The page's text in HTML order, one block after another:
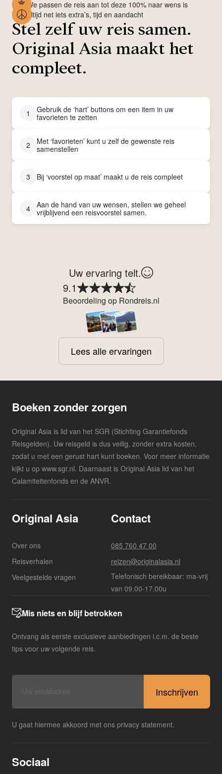
We passen de reis aan tot deze 100% naar wens is
Altijd net iets extra’s, tijd en aandacht
Stel zelf uw reis samen.
Original Asia maakt het
compleet.
1
Gebruik de ‘hart’ buttons om een item in uw
favorieten te zetten
2
Met ‘favorieten’ kunt u zelf de gewenste reis
samenstellen
3 Bij ‘voorstel op maat’ maakt u de reis compleet
4
Aan de hand van uw wensen, stellen we geheel
vrijblijvend een reisvoorstel samen.
Uw ervaring telt.
9.1
Beoordeling op Rondreis.nl
Lees alle ervaringen
Boeken zonder zorgen
Original Asia is lid van het SGR (Stichting Garantiefonds
Reisgelden). Uw reisgeld is dus veilig, zonder extra kosten,
zodat u met een gerust hart kunt boeken. Voor meer informatie
kijkt u op www.sgr.nl. Daarnaast is Original Asia lid van het
Calamiteitenfonds en de ANVR.
Original Asia
Over ons
Reisverhalen
Veelgestelde vragen
Contact
085 760 47 00
reizen@originalasia.nl
Telefonisch bereikbaar: ma-vrij
van 09.00-17.00u
Mis niets en blijf betrokken
Ontvang als eerste exclusieve aanbiedingen i.c.m. de beste
tips voor uw volgende reis.
U gaat hiermee akkoord met ons privacy statement.
Sociaal